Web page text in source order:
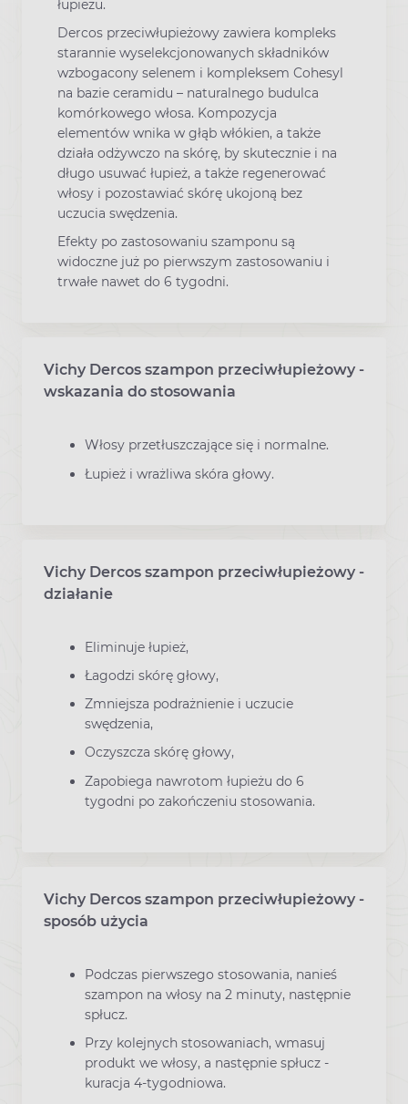
łupieżu.
Dercos przeciwłupieżowy zawiera kompleks
starannie wyselekcjonowanych składników
wzbogacony selenem i kompleksem Cohesyl
na bazie ceramidu – naturalnego budulca
komórkowego włosa. Kompozycja
elementów wnika w głąb włókien, a także
działa odżywczo na skórę, by skutecznie i na
długo usuwać łupież, a także regenerować
włosy i pozostawiać skórę ukojoną bez
uczucia swędzenia.
Efekty po zastosowaniu szamponu są
widoczne już po pierwszym zastosowaniu i
trwałe nawet do 6 tygodni.
Vichy Dercos szampon przeciwłupieżowy -
wskazania do stosowania
Włosy przetłuszczające się i normalne.
Łupież i wrażliwa skóra głowy.
Vichy Dercos szampon przeciwłupieżowy -
działanie
Eliminuje łupież,
Łagodzi skórę głowy,
Zmniejsza podrażnienie i uczucie
swędzenia,
Oczyszcza skórę głowy,
Zapobiega nawrotom łupieżu do 6
tygodni po zakończeniu stosowania.
Vichy Dercos szampon przeciwłupieżowy -
sposób użycia
Podczas pierwszego stosowania, nanieś
szampon na włosy na 2 minuty, następnie
spłucz.
Przy kolejnych stosowaniach, wmasuj
produkt we włosy, a następnie spłucz -
kuracja 4-tygodniowa.